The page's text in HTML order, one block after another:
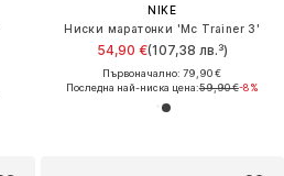
NIKE
Ниски маратонки 'Mc Trainer 3'
54,90 €(107,38 лв.³)
Първоначално: 79,90 €
Последна най-ниска цена:59,90 €-8%